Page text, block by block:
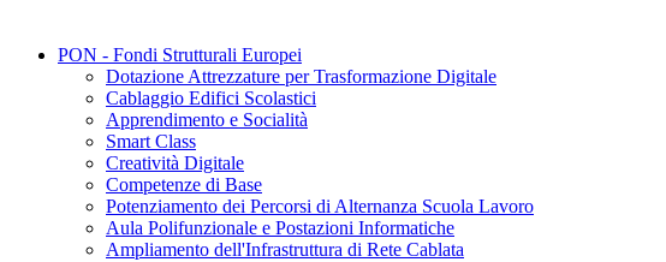
PON - Fondi Strutturali Europei
Dotazione Attrezzature per Trasformazione Digitale
Cablaggio Edifici Scolastici
Apprendimento e Socialità
Smart Class
Creatività Digitale
Competenze di Base
Potenziamento dei Percorsi di Alternanza Scuola Lavoro
Aula Polifunzionale e Postazioni Informatiche
Ampliamento dell'Infrastruttura di Rete Cablata